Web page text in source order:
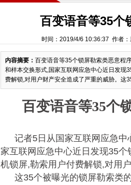
百变语音等35个
时间：2019/4/6 10:36:37 作者
内容摘要： 百变语音等35个锁屏勒索类恶意程
和样本交换形式,国家互联网应急中心近日发现
费解锁,对用户财产安全造成了严重的威胁。这
百变语音等35个
记者5日从国家互联网应急
家互联网应急中心近日发现35
机锁屏,勒索用户付费解锁,对用
这35个被曝光的锁屏勒索类